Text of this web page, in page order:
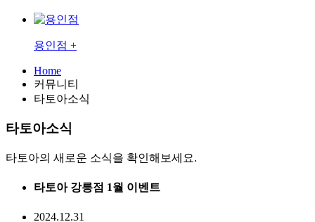
용인점 +
Home
커뮤니티
타토아소식
타토아소식
타토아의 새로운 소식을 확인해보세요.
타토아 강릉점 1월 이벤트
2024.12.31